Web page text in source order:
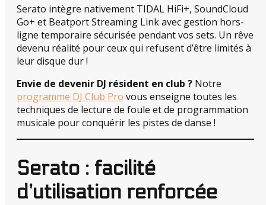
Serato intègre nativement TIDAL HiFi+, SoundCloud
Go+ et Beatport Streaming Link avec gestion hors-
ligne temporaire sécurisée pendant vos sets. Un rêve
devenu réalité pour ceux qui refusent d’être limités à
leur disque dur !
Envie de devenir DJ résident en club ? Notre
programme DJ Club Pro vous enseigne toutes les
techniques de lecture de foule et de programmation
musicale pour conquérir les pistes de danse !
Serato : facilité
d’utilisation renforcée